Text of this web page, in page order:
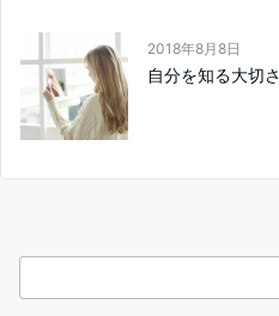
2018年8月8日
自分を知る大切さ